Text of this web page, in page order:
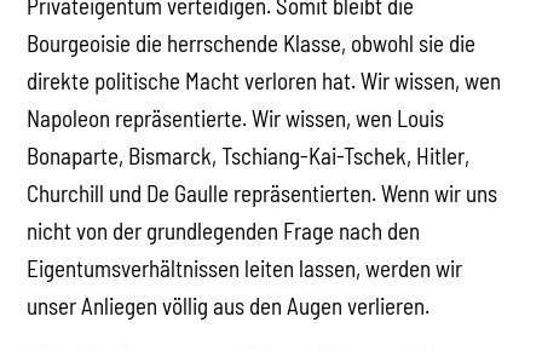
Bourgeoisie die herrschende Klasse, obwohl sie die
direkte politische Macht verloren hat. Wir wissen, wen
Napoleon repräsentierte. Wir wissen, wen Louis
Bonaparte, Bismarck, Tschiang-Kai-Tschek, Hitler,
Churchill und De Gaulle repräsentierten. Wenn wir uns
nicht von der grundlegenden Frage nach den
Eigentumsverhältnissen leiten lassen, werden wir
unser Anliegen völlig aus den Augen verlieren.